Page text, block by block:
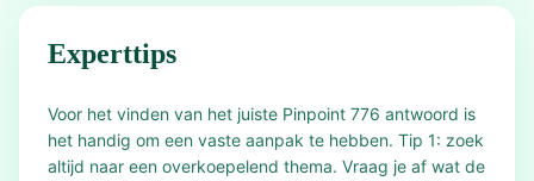
Experttips
Voor het vinden van het juiste Pinpoint 776 antwoord is
het handig om een vaste aanpak te hebben. Tip 1: zoek
altijd naar een overkoepelend thema. Vraag je af wat de